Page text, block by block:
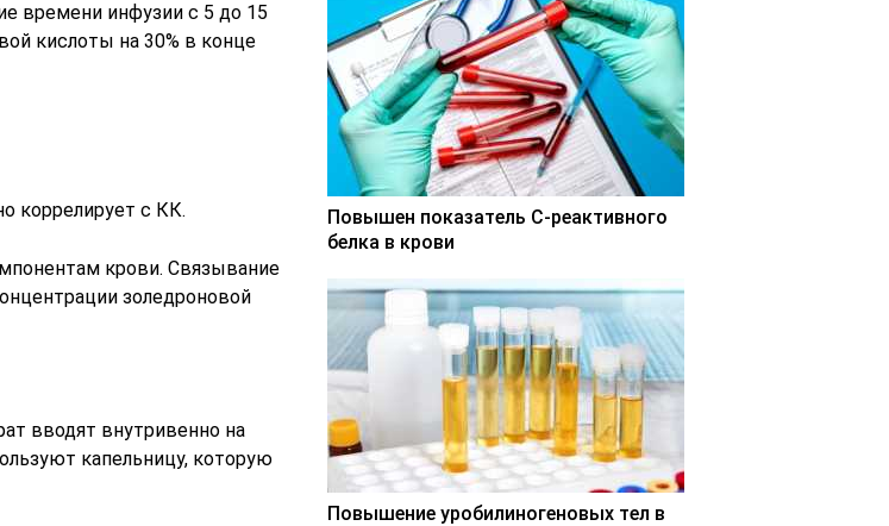
времени инфузии с 5 до 15
кислоты на 30% в конце
коррелирует с КК.
крови. Связывание
золедроновой
вводят внутривенно на
капельницу, которую
Повышен показатель С-реактивного
белка в крови
Повышение уробилиногеновых тел в